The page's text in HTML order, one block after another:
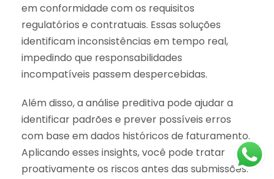
em conformidade com os requisitos
regulatórios e contratuais. Essas soluções
identificam inconsistências em tempo real,
impedindo que responsabilidades
incompatíveis passem despercebidas.
Além disso, a análise preditiva pode ajudar a
identificar padrões e prever possíveis erros
com base em dados históricos de faturamento.
Aplicando esses insights, você pode tratar
proativamente os riscos antes das submissões.